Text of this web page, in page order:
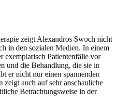
zeigt Alexandros Swoch nicht
in den sozialen Medien. In einem
exemplarisch Patientenfälle vor
und die Behandlung, die sie in
er nicht nur einen spannenden
auch auf sehr anschauliche
Betrachtungsweise in der